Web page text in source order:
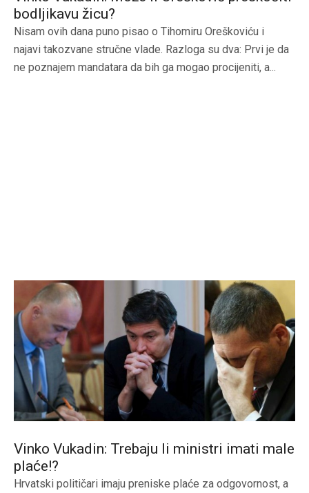
bodljikavu žicu?
Nisam ovih dana puno pisao o Tihomiru Oreškoviću i
najavi takozvane stručne vlade. Razloga su dva: Prvi je da
ne poznajem mandatara da bih ga mogao procijeniti, a...
Vinko Vukadin: Trebaju li ministri imati male
plaće!?
Hrvatski političari imaju preniske plaće za odgovornost, a